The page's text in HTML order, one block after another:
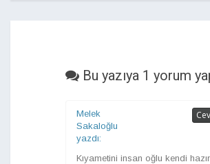
Bu yazıya 1 yorum
Melek
Sakaloğlu
yazdı:
Kıyametini insan oğlu kendi